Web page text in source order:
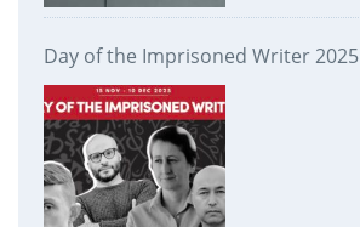
Day of the Imprisoned Writer 2025